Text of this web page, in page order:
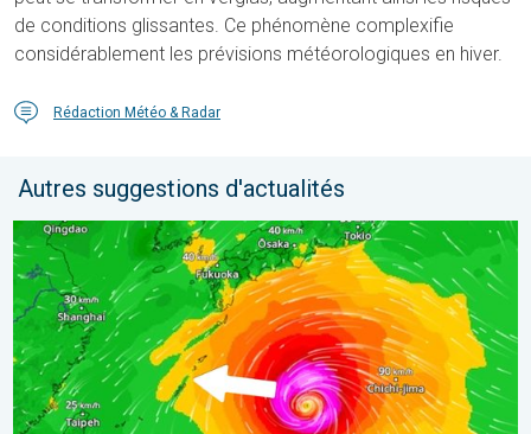
de conditions glissantes. Ce phénomène complexifie
considérablement les prévisions météorologiques en hiver.
Rédaction Météo & Radar
Autres suggestions d'actualités
Le Japon prépare l'arrivée d'un typhon. Glissements de